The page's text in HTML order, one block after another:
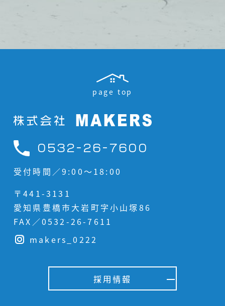
page top
0532-26-7600
受付時間／9:00〜18:00
〒441-3131
愛知県豊橋市大岩町字小山塚86
FAX／0532-26-7611
makers_0222
採用情報